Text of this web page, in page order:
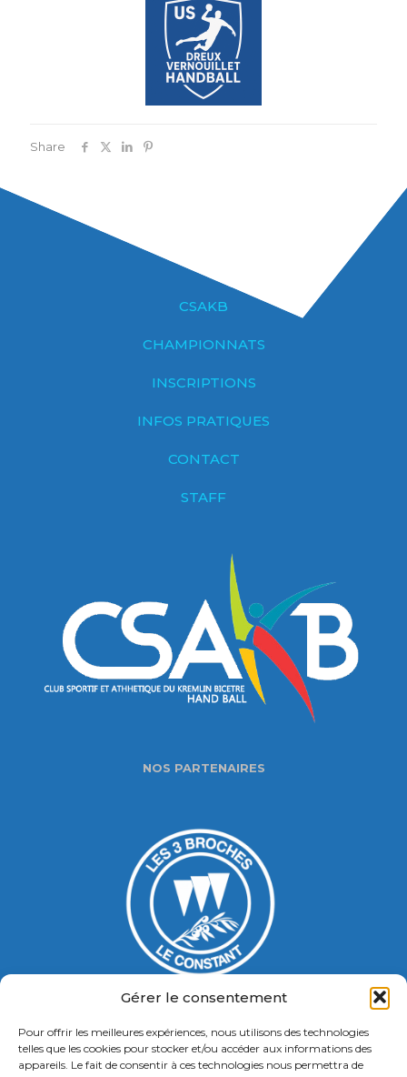
Gérer le consentement
Pour offrir les meilleures expériences, nous utilisons des technologies
telles que les cookies pour stocker et/ou accéder aux informations des
appareils. Le fait de consentir à ces technologies nous permettra de
Share
CSAKB
CHAMPIONNATS
INSCRIPTIONS
INFOS PRATIQUES
CONTACT
STAFF
NOS PARTENAIRES
Gymnase Jacques Ducasse
5 Bd Chastenet de Géry